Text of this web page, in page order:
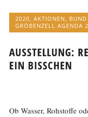
2020 ,AKTIONEN
GRÖBENZELL AGENDA
AUSSTELLUNG:
EIN BISSCHEN
Ob Wasser, Rohstoffe